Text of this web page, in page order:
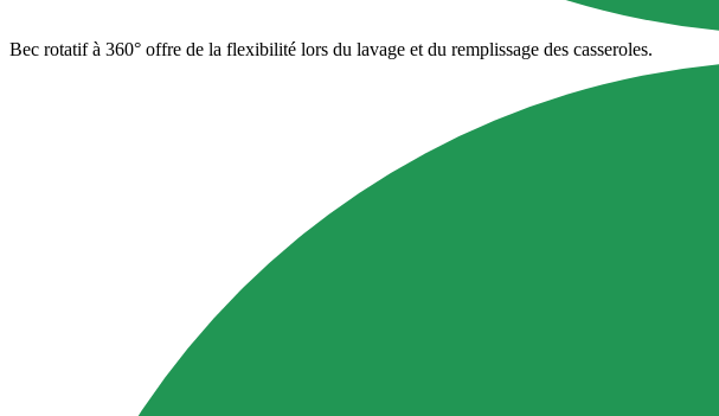
Bec rotatif à 360° offre de la flexibilité lors du lavage et du remplissage des casseroles.